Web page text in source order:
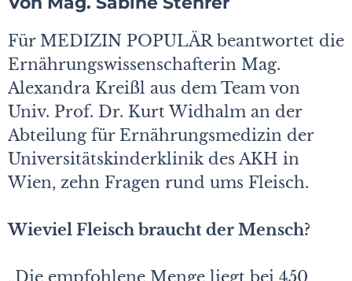
Für MEDIZIN POPULÄR beantwortet die
Ernährungswissenschafterin Mag.
Alexandra Kreißl aus dem Team von
Univ. Prof. Dr. Kurt Widhalm an der
Abteilung für Ernährungsmedizin der
Universitätskinderklinik des AKH in
Wien, zehn Fragen rund ums Fleisch.
Wieviel Fleisch braucht der Mensch?